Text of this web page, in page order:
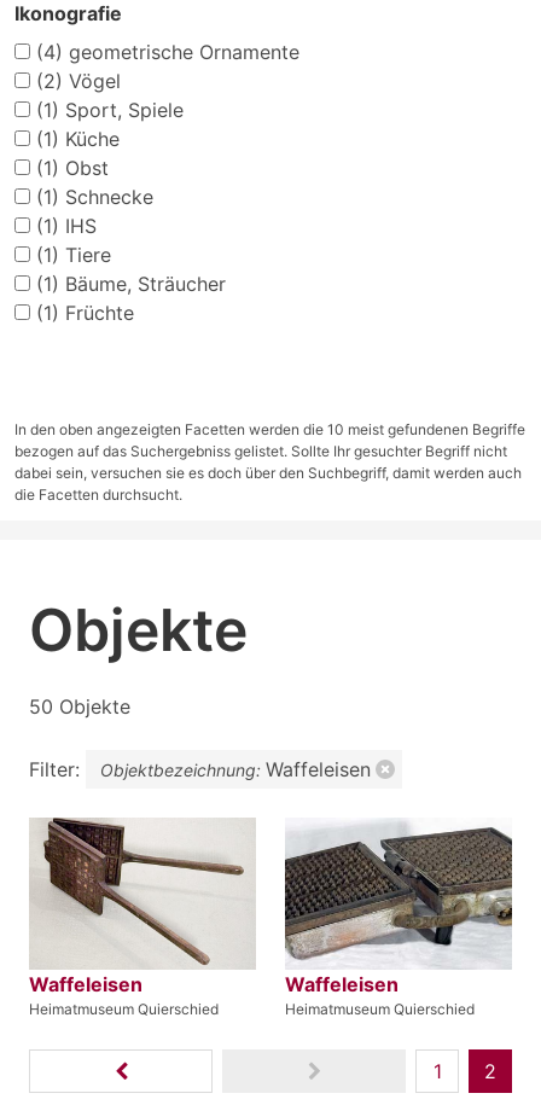
Ikonografie
(4) geometrische Ornamente
(2) Vögel
(1) Sport, Spiele
(1) Küche
(1) Obst
(1) Schnecke
(1) IHS
(1) Tiere
(1) Bäume, Sträucher
(1) Früchte
In den oben angezeigten Facetten werden die 10 meist gefundenen Begriffe
bezogen auf das Suchergebniss gelistet. Sollte Ihr gesuchter Begriff nicht
dabei sein, versuchen sie es doch über den Suchbegriff, damit werden auch
die Facetten durchsucht.
Objekte
50 Objekte
Filter: Objektbezeichnung: Waffeleisen
Waffeleisen
Heimatmuseum Quierschied
Waffeleisen
Heimatmuseum Quierschied
1 2